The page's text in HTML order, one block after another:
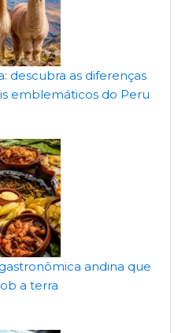
descubra as diferenças
emblemáticos do Peru
andina que
a terra